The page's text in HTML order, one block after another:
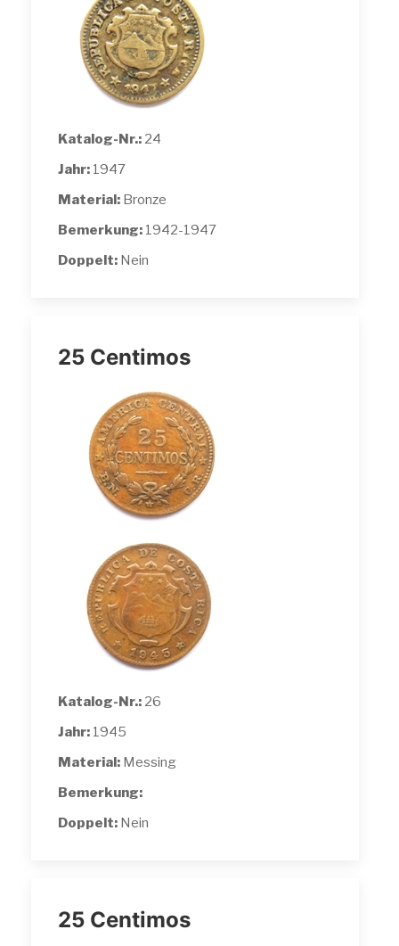
Katalog-Nr.: 24
Jahr: 1947
Material: Bronze
Bemerkung: 1942-1947
Doppelt: Nein
25 Centimos
Katalog-Nr.: 26
Jahr: 1945
Material: Messing
Bemerkung:
Doppelt: Nein
25 Centimos